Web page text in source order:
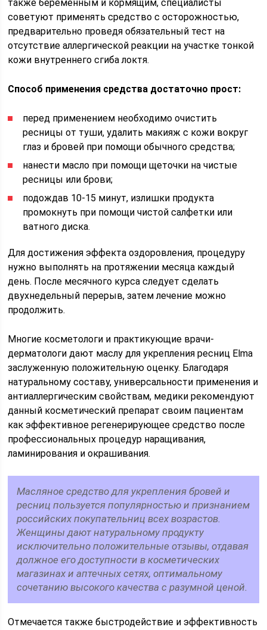
также беременным и кормящим, специалисты
советуют применять средство с осторожностью,
предварительно проведя обязательный тест на
отсутствие аллергической реакции на участке тонкой
кожи внутреннего сгиба локтя.
Способ применения средства достаточно прост:
перед применением необходимо очистить
ресницы от туши, удалить макияж с кожи вокруг
глаз и бровей при помощи обычного средства;
нанести масло при помощи щеточки на чистые
ресницы или брови;
подождав 10-15 минут, излишки продукта
промокнуть при помощи чистой салфетки или
ватного диска.
Для достижения эффекта оздоровления, процедуру
нужно выполнять на протяжении месяца каждый
день. После месячного курса следует сделать
двухнедельный перерыв, затем лечение можно
продолжить.
Многие косметологи и практикующие врачи-
дерматологи дают маслу для укрепления ресниц Elma
заслуженную положительную оценку. Благодаря
натуральному составу, универсальности применения и
антиаллергическим свойствам, медики рекомендуют
данный косметический препарат своим пациентам
как эффективное регенерирующее средство после
профессиональных процедур наращивания,
ламинирования и окрашивания.
Масляное средство для укрепления бровей и
ресниц пользуется популярностью и признанием
российских покупательниц всех возрастов.
Женщины дают натуральному продукту
исключительно положительные отзывы, отдавая
должное его доступности в косметических
магазинах и аптечных сетях, оптимальному
сочетанию высокого качества с разумной ценой.
Отмечается также быстродействие и эффективность